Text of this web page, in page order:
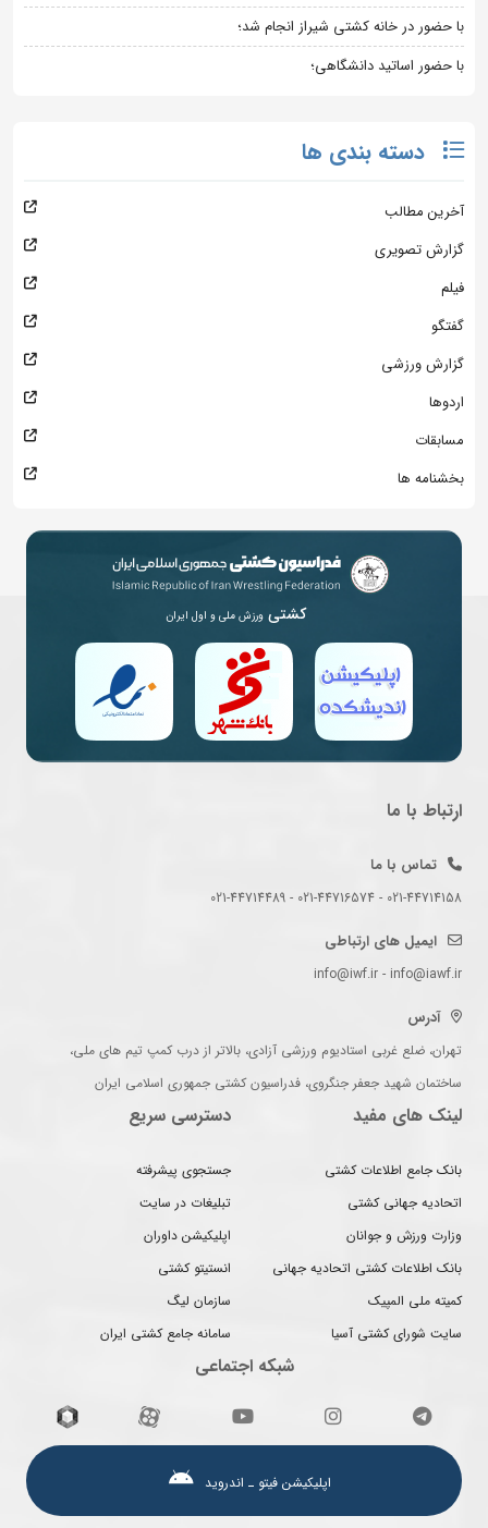
با حضور در خانه کشتی شیراز انجام شد؛
با حضور اساتید دانشگاهی؛
دسته بندی ها
آخرین مطالب
گزارش تصویری
فیلم
گفتگو
گزارش ورزشی
اردوها
مسابقات
بخشنامه ها
کشتی ورزش ملی و اول ایران
ارتباط با ما
تماس با ما
021-44714158 - 021-44716574 - 021-44714489
ایمیل های ارتباطی
info@iwf.ir - info@iawf.ir
آدرس
تهران، ضلع غربی استادیوم ورزشی آزادی، بالاتر از درب کمپ تیم های ملی،
ساختمان شهید جعفر جنگروی، فدراسیون کشتی جمهوری اسلامی ایران
لینک های مفید
بانک جامع اطلاعات کشتی
اتحادیه جهانی کشتی
وزارت ورزش و جوانان
بانک اطلاعات کشتی اتحادیه جهانی
کمیته ملی المپیک
سایت شورای کشتی آسیا
دسترسی سریع
جستجوی پیشرفته
تبلیغات در سایت
اپلیکیشن داوران
انستیتو کشتی
سازمان لیگ
سامانه جامع کشتی ایران
شبکه اجتماعی
اپلیکیشن فیتو ـ اندروید